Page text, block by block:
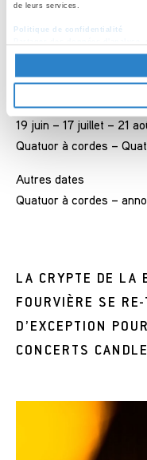
de leurs services.
Politique de confidentialité
personnalisation de la publicité
Coldplay – Viva la
19 juin – 17 juillet – 21
Quatuor à cordes –
Autres dates
Quatuor à cordes –
LA CRYPTE DE LA
FOURVIÈRE SE
D’EXCEPTION
CONCERTS